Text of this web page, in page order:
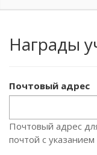
Награды
Почтовый адрес
Почтовый адрес
почтой с